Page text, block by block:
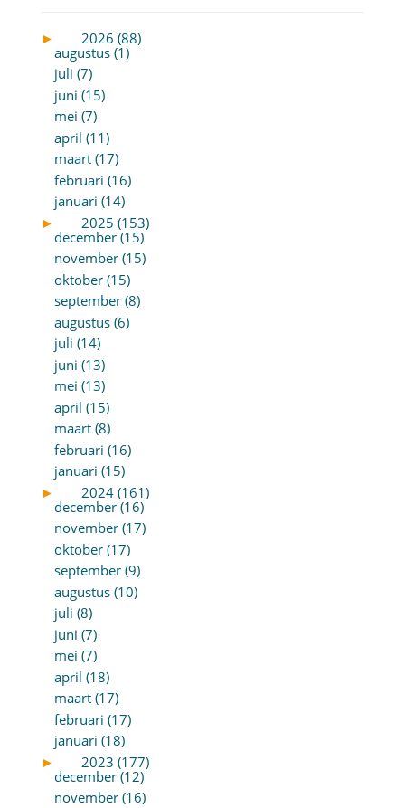
►
2026 (88)
augustus (1)
juli (7)
juni (15)
mei (7)
april (11)
maart (17)
februari (16)
januari (14)
►
2025 (153)
december (15)
november (15)
oktober (15)
september (8)
augustus (6)
juli (14)
juni (13)
mei (13)
april (15)
maart (8)
februari (16)
januari (15)
►
2024 (161)
december (16)
november (17)
oktober (17)
september (9)
augustus (10)
juli (8)
juni (7)
mei (7)
april (18)
maart (17)
februari (17)
januari (18)
►
2023 (177)
december (12)
november (16)